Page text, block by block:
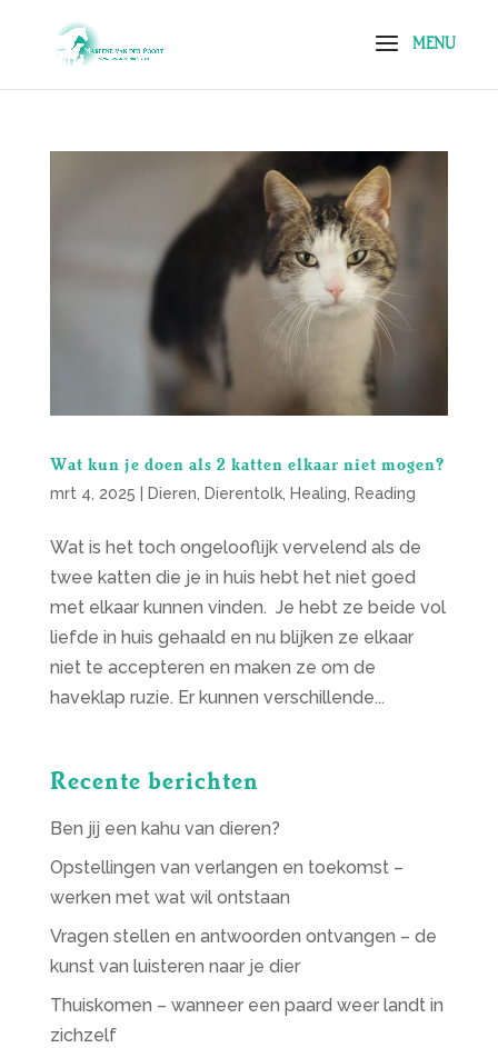
Wat kun je doen als 2 katten elkaar niet mogen?
mrt 4, 2025 Dieren Dierentolk, Healing Reading
Wat is het toch ongelooflijk vervelend als de
twee katten die je in huis hebt het niet goed
met elkaar kunnen vinden. Je hebt ze beide vol
liefde in huis gehaald en nu blijken ze elkaar
niet te accepteren en maken ze om de
haveklap ruzie. Er kunnen verschillende...
Recente berichten
Ben jij een kahu van dieren?
Opstellingen van verlangen en toekomst –
werken met wat wil ontstaan
Vragen stellen en antwoorden ontvangen – de
kunst van luisteren naar je dier
Thuiskomen – wanneer een paard weer landt in
zichzelf